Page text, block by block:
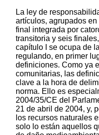
La ley de
artículos, agrupados
final integrada por
transitoria y seis
capítulo I se ocupa de
regulando, en primer
definiciones. Como ya
comunitarias, las
clave a la hora de
norma. Ello es
2004/35/CE del
21 de abril de 2004, y,
los recursos naturales
solo lo están aquellos